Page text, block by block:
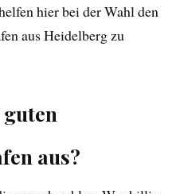
hier bei der Wahl den
aus Heidelberg zu
aus?